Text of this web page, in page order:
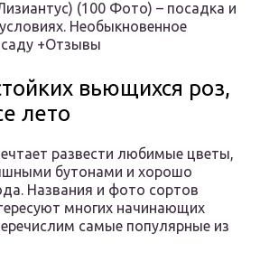
(100 Фото) – посадка и
Необыкновенное
+Отзывы
вьющихся роз,
лето
развести любимые цветы,
бутонами и хорошо
Названия и фото сортов
многих начинающих
самые популярные из